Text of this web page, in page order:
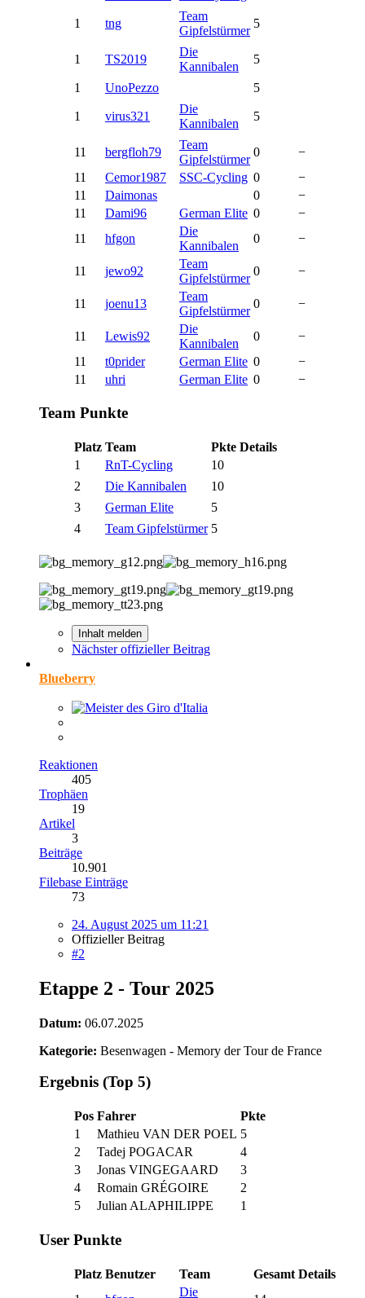
1 tng
Team
Gipfelstürmer
5
1 TS2019
Die
Kannibalen
5
1 UnoPezzo 5
1 virus321
Die
Kannibalen
5
11 bergfloh79
Team
Gipfelstürmer
0
−
11
Cemor1987 SSC-Cycling 0
−
11
Daimonas 0
−
11
Dami96 German Elite 0
−
11
hfgon
Die
Kannibalen
0 −
11 jewo92
Team
Gipfelstürmer
0 −
11 joenu13
Team
Gipfelstürmer
0 −
11 Lewis92
Die
Kannibalen
0
−
11
t0prider German Elite 0
−
11
uhri German Elite 0 −
Team Punkte
Platz Team Pkte Details
1
RnT-Cycling
10
2
Die Kannibalen
10
3
German Elite
5
4
Team Gipfelstürmer 5
Inhalt melden
Nächster offizieller Beitrag
Blueberry
Reaktionen
405
Trophäen
19
Artikel
3
Beiträge
10.901
Filebase Einträge
73
24. August 2025 um 11:21
Offizieller Beitrag
#2
Etappe 2 - Tour 2025
Datum: 06.07.2025
Kategorie: Besenwagen - Memory der Tour de France
Ergebnis (Top 5)
Pos Fahrer
Pkte
1
Mathieu VAN DER POEL 5
2
Tadej POGACAR
4
3
Jonas VINGEGAARD
3
4
Romain GRÉGOIRE
2
5
Julian ALAPHILIPPE 1
User Punkte
Platz Benutzer Team Gesamt Details
Die